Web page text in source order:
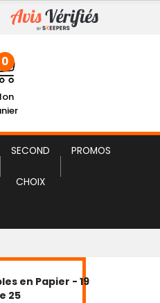
0
SECOND
CHOIX
PROMOS
Mon panier
0
en Papier - 19
25